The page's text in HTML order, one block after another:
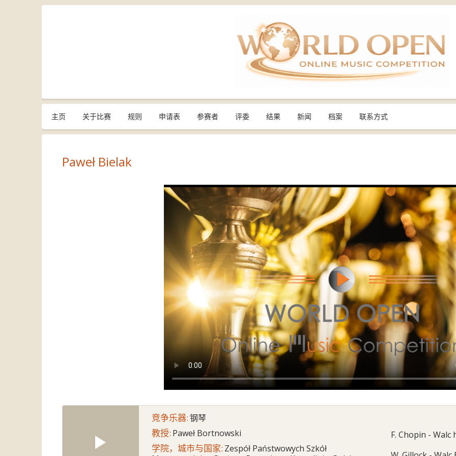
主页 关于比赛 规则 申请表 参赛者 评委 结果 新闻 档案 联系方式
Paweł Bielak
竞争乐器:钢琴
教授: Paweł Bortnowski
学院，城市与国家: Zespół Państwowych Szkół
F. Chopin - Walc